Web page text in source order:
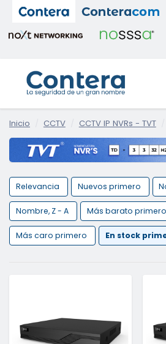
Inicio CCTV CCTV IP NVRs - TVT
Relevancia Nuevos primero
Nombre, Z - A Más barato primero
Más caro primero En stock